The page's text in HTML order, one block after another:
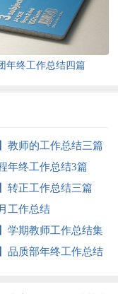
年终工作总结四篇
教师的工作总结三篇
年终工作总结3篇
转正工作总结三篇
工作总结
学期教师工作总结集
品质部年终工作总结